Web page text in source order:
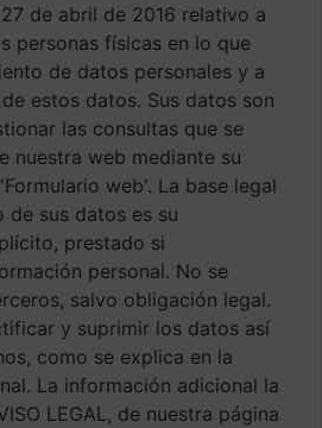
de abril de 2016 relativo a
personas físicas en lo que
de datos personales y a
estos datos. Sus datos son
las consultas que se
nuestra web mediante su
web'. La base legal
de sus datos es su
prestado si
personal. No se
salvo obligación legal.
y suprimir los datos así
como se explica en la
La información adicional la
LEGAL, de nuestra página